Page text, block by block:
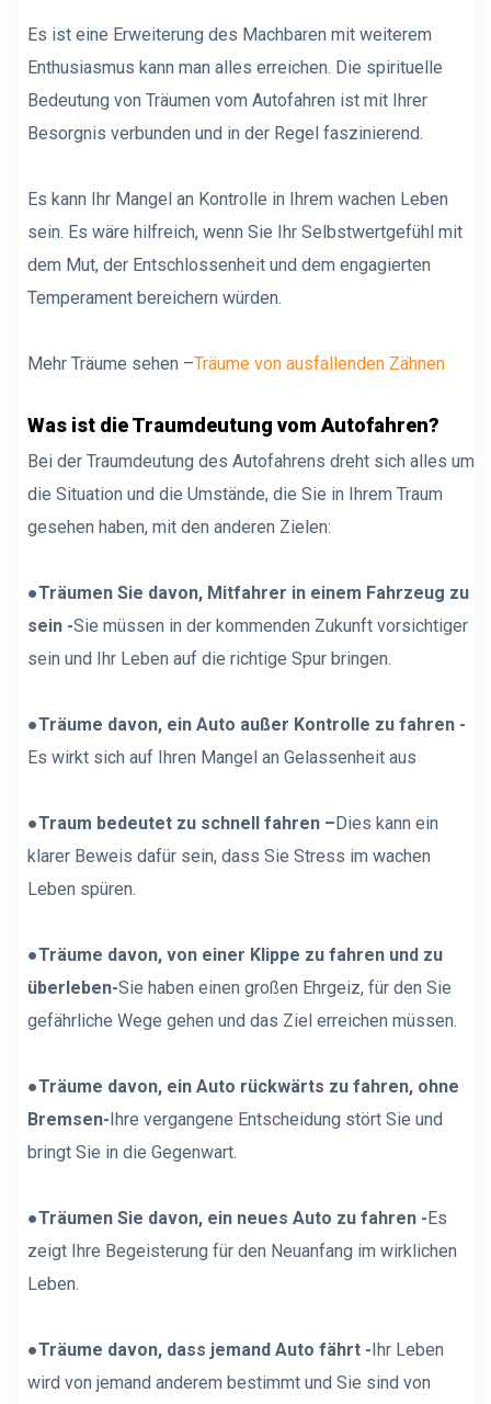
Es ist eine Erweiterung des Machbaren mit weiterem
Enthusiasmus kann man alles erreichen. Die spirituelle
Bedeutung von Träumen vom Autofahren ist mit Ihrer
Besorgnis verbunden und in der Regel faszinierend.
Es kann Ihr Mangel an Kontrolle in Ihrem wachen Leben
sein. Es wäre hilfreich, wenn Sie Ihr Selbstwertgefühl mit
dem Mut, der Entschlossenheit und dem engagierten
Temperament bereichern würden.
Mehr Träume sehen –Träume von ausfallenden Zähnen
Was ist die Traumdeutung vom Autofahren?
Bei der Traumdeutung des Autofahrens dreht sich alles um
die Situation und die Umstände, die Sie in Ihrem Traum
gesehen haben, mit den anderen Zielen:
●Träumen Sie davon, Mitfahrer in einem Fahrzeug zu
sein -Sie müssen in der kommenden Zukunft vorsichtiger
sein und Ihr Leben auf die richtige Spur bringen.
●Träume davon, ein Auto außer Kontrolle zu fahren -
Es wirkt sich auf Ihren Mangel an Gelassenheit aus
●Traum bedeutet zu schnell fahren –Dies kann ein
klarer Beweis dafür sein, dass Sie Stress im wachen
Leben spüren.
●Träume davon, von einer Klippe zu fahren und zu
überleben-Sie haben einen großen Ehrgeiz, für den Sie
gefährliche Wege gehen und das Ziel erreichen müssen.
●Träume davon, ein Auto rückwärts zu fahren, ohne
Bremsen-Ihre vergangene Entscheidung stört Sie und
bringt Sie in die Gegenwart.
●Träumen Sie davon, ein neues Auto zu fahren -Es
zeigt Ihre Begeisterung für den Neuanfang im wirklichen
Leben.
●Träume davon, dass jemand Auto fährt -Ihr Leben
wird von jemand anderem bestimmt und Sie sind von